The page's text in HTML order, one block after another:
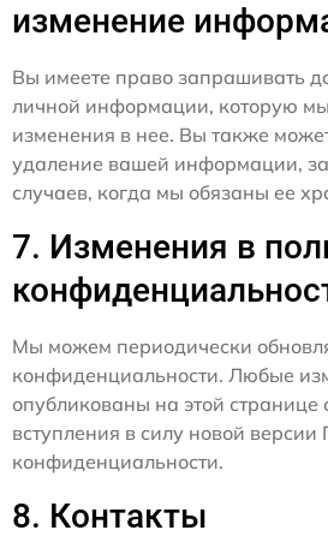
изменение
Вы имеете право запрашивать
личной информации, которую
изменения в нее. Вы также
удаление вашей информации,
случаев, когда мы обязаны ее
7. Изменения в
Мы можем периодически
конфиденциальности. Любые
опубликованы на этой странице
вступления в силу новой версии
конфиденциальности.
8. Контакты